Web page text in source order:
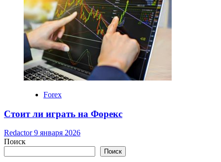
Forex
Стоит ли играть на Форекс
Redactor9 января 2026
Поиск
Поиск